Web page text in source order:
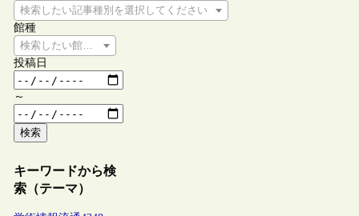
検索したい記事種別を選択してください
館種
検索したい館種を選択してください
投稿日
～
検索
キーワードから検
索（テーマ）